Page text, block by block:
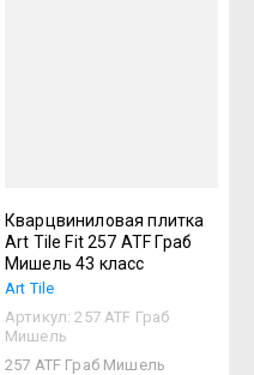
Кварцвиниловая плитка
Art Tile Fit 257 ATF Граб
Мишель 43 класс
Art Tile
Артикул: 257 ATF Граб
Мишель
257 ATF Граб Мишель